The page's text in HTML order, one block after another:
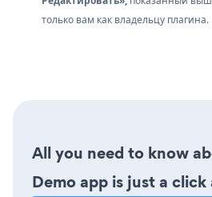
только вам как владельцу плагина.
All you need to know
Demo app is just a click